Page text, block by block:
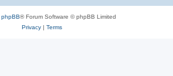
phpBB® Forum Software © phpBB Limited
Privacy| Terms